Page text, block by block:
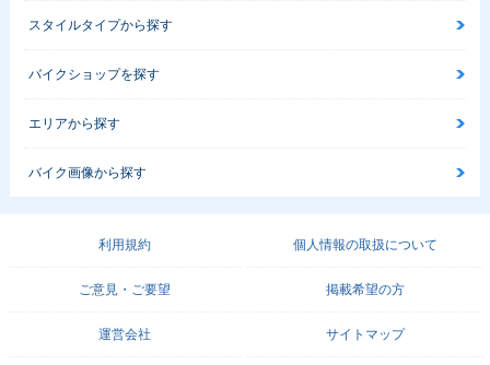
スタイルタイプから探す
バイクショップを探す
エリアから探す
バイク画像から探す
利用規約 個人情報の取扱について
ご意見・ご要望 掲載希望の方
運営会社 サイトマップ